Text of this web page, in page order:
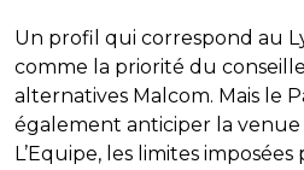
Un profil qui correspond au
comme la priorité du
alternatives Malcom. Mais le
également anticiper la venue
L’Equipe, les limites